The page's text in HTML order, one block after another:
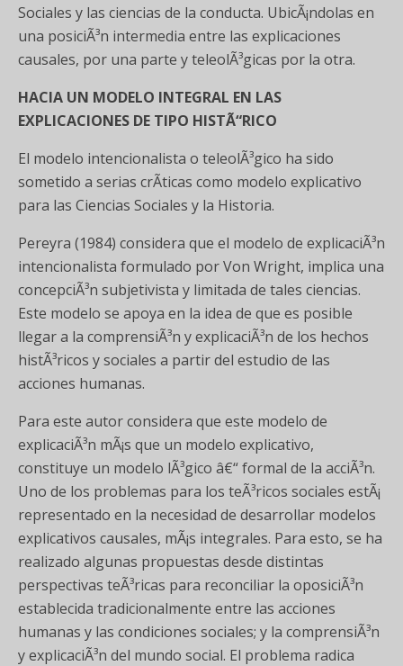
Sociales y las ciencias de la conducta. UbicÃ¡ndolas en
una posiciÃ³n intermedia entre las explicaciones
causales, por una parte y teleolÃ³gicas por la otra.
HACIA UN MODELO INTEGRAL EN LAS
EXPLICACIONES DE TIPO HISTÃ“RICO
El modelo intencionalista o teleolÃ³gico ha sido
sometido a serias crÃ­ticas como modelo explicativo
para las Ciencias Sociales y la Historia.
Pereyra (1984) considera que el modelo de explicaciÃ³n
intencionalista formulado por Von Wright, implica una
concepciÃ³n subjetivista y limitada de tales ciencias.
Este modelo se apoya en la idea de que es posible
llegar a la comprensiÃ³n y explicaciÃ³n de los hechos
histÃ³ricos y sociales a partir del estudio de las
acciones humanas.
Para este autor considera que este modelo de
explicaciÃ³n mÃ¡s que un modelo explicativo,
constituye un modelo lÃ³gico â€“ formal de la acciÃ³n.
Uno de los problemas para los teÃ³ricos sociales estÃ¡
representado en la necesidad de desarrollar modelos
explicativos causales, mÃ¡s integrales. Para esto, se ha
realizado algunas propuestas desde distintas
perspectivas teÃ³ricas para reconciliar la oposiciÃ³n
establecida tradicionalmente entre las acciones
humanas y las condiciones sociales; y la comprensiÃ³n
y explicaciÃ³n del mundo social. El problema radica